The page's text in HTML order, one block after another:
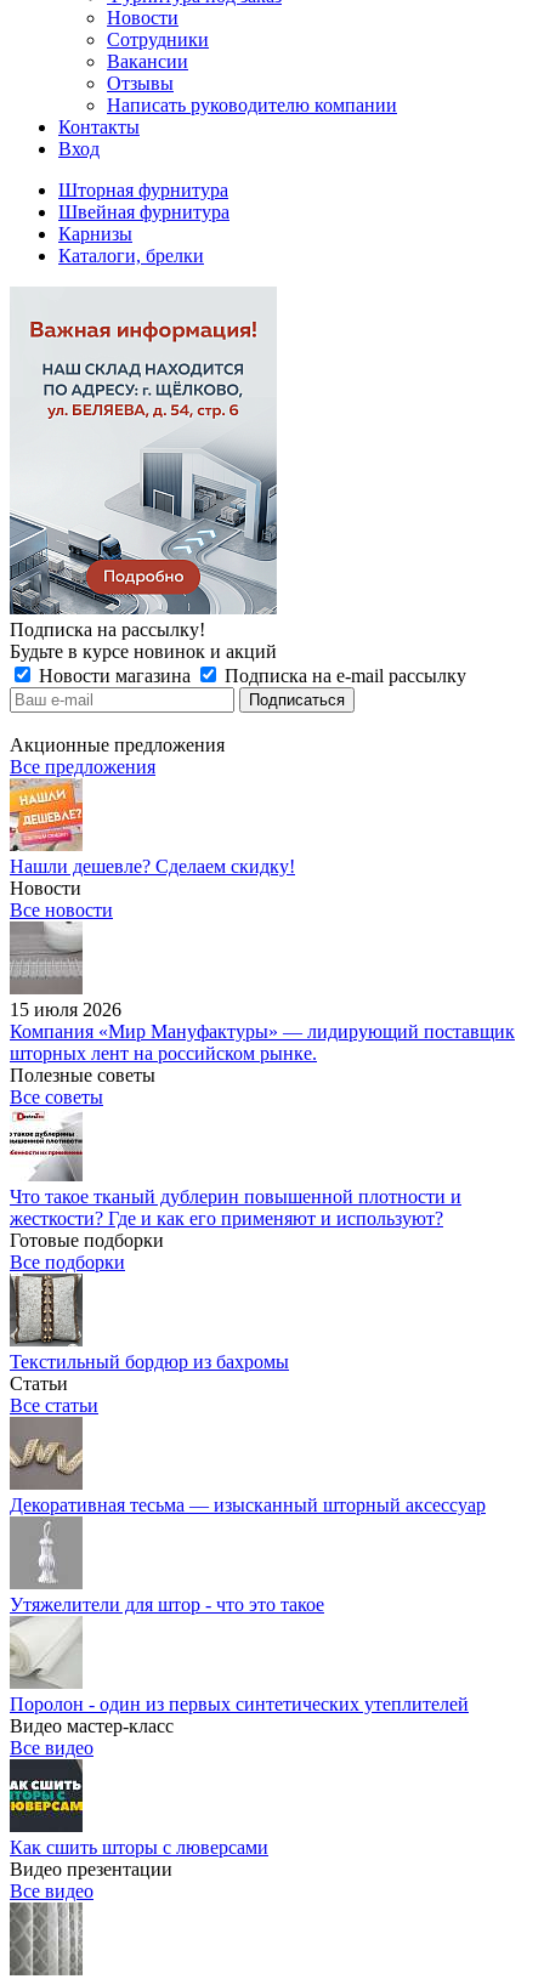
Новости
Сотрудники
Вакансии
Отзывы
Написать руководителю компании
Контакты
Вход
Шторная фурнитура
Швейная фурнитура
Карнизы
Каталоги, брелки
Подписка на рассылку!
Будьте в курсе новинок и акций
Новости магазина
Подписка на e-mail рассылку
Акционные предложения
Все предложения
Нашли дешевле? Сделаем скидку!
Новости
Все новости
15 июля 2026
Компания «Мир Мануфактуры» — лидирующий поставщик
шторных лент на российском рынке.
Полезные советы
Все советы
Что такое тканый дублерин повышенной плотности и
жесткости? Где и как его применяют и используют?
Готовые подборки
Все подборки
Текстильный бордюр из бахромы
Статьи
Все статьи
Декоративная тесьма — изысканный шторный аксессуар
Утяжелители для штор - что это такое
Поролон - один из первых синтетических утеплителей
Видео мастер-класс
Все видео
Как сшить шторы с люверсами
Видео презентации
Все видео